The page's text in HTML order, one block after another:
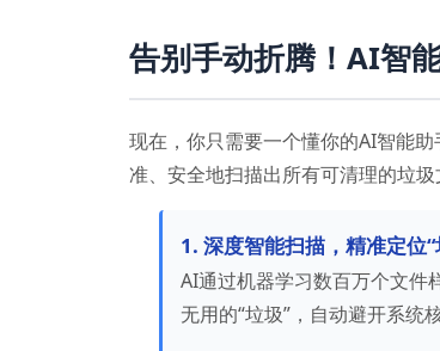
告别手动折腾！AI智
现在，你只需要一个懂你的AI智能
准、安全地扫描出所有可清理的垃
1. 深度智能扫描，精准定位“
AI通过机器学习数百万个文件
无用的“垃圾”，自动避开系统